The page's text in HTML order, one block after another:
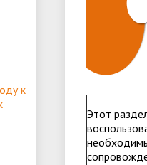
"БОЛЬШАЯ ПЕРЕМЕНА"
к
Этот